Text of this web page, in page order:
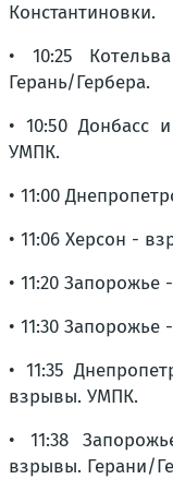
Константиновки.
• 10:25
Герань/Гербера.
• 10:50 Донбасс
УМПК.
• 11:00
• 11:06 Херсон -
• 11:20
• 11:30
• 11:35
взрывы. УМПК.
• 11:38
взрывы. Герани/